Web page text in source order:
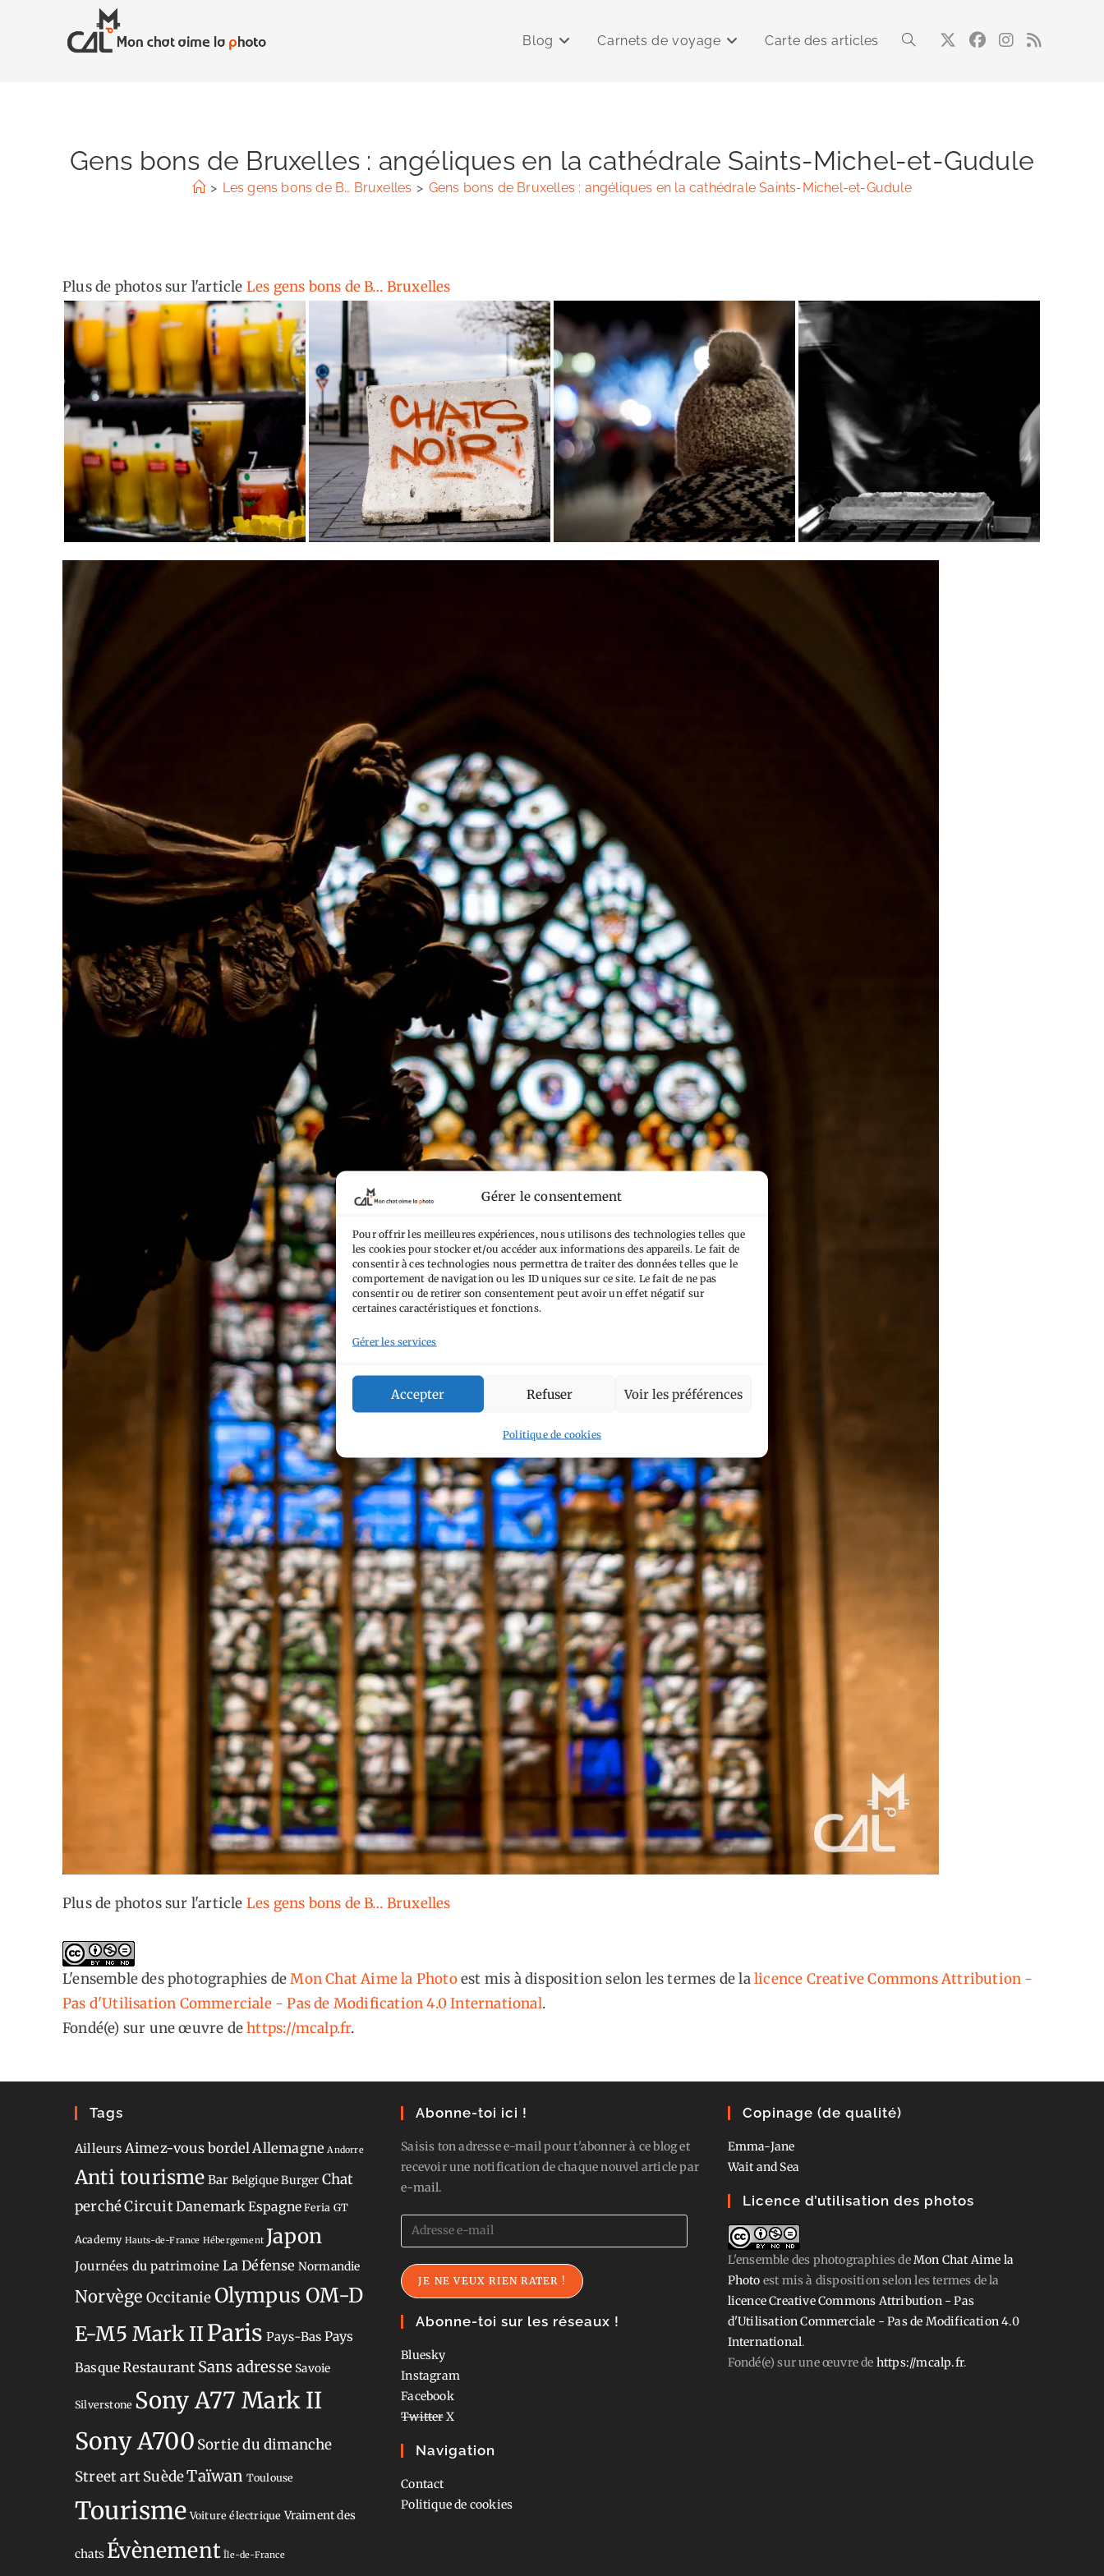
Gérer le consentement
Pour offrir les meilleures expériences, nous utilisons des technologies telles que
les cookies pour stocker et/ou accéder aux informations des appareils. Le fait de
consentir à ces technologies nous permettra de traiter des données telles que le
comportement de navigation ou les ID uniques sur ce site. Le fait de ne pas
consentir ou de retirer son consentement peut avoir un effet négatif sur
certaines caractéristiques et fonctions.
Gérer les services
Accepter Refuser Voir les préférences
Politique de cookies
Blog Carnets de voyage Carte des articles Toggle
Gens bons de Bruxelles : angéliques en la cathédrale Saints-Michel-et-Gudule
> Les gens bons de B… Bruxelles > Gens bons de Bruxelles : angéliques en la cathédrale Saints-Michel-et-Gudule
Plus de photos sur l'article Les gens bons de B… Bruxelles
Plus de photos sur l'article Les gens bons de B… Bruxelles
L'ensemble des photographies deMon Chat Aime la Photoest mis à disposition selon les termes de lalicence Creative Commons Attribution -
Pas d'Utilisation Commerciale - Pas de Modification 4.0 International.
Fondé(e) sur une œuvre dehttps://mcalp.fr.
Tags
Ailleurs Aimez-vous bordel Allemagne Andorre
Anti tourisme Bar BelgiqueBurger Chat
perchéCircuitDanemark Espagne Feria GT
Academy Hauts-de-France Hébergement Japon
Journées du patrimoine La Défense Normandie
Norvège OccitanieOlympus OM-D
E-M5 Mark IIParis Pays-Bas Pays
BasqueRestaurant Sans adresse Savoie
Silverstone Sony A77 Mark II
Sony A700 Sortie du dimanche
Street artSuèdeTaïwan Toulouse
Tourisme Voiture électrique Vraiment des
chats Évènement Île-de-France
Abonne-toi ici !
Saisis ton adresse e-mail pour t'abonner à ce blog et
recevoir une notification de chaque nouvel article par
e-mail.
Adresse
e-
mail
JE NE VEUX RIEN RATER !
Abonne-toi sur les réseaux !
Bluesky
Instagram
Facebook
TwitterX
Navigation
Contact
Politique de cookies
Copinage (de qualité)
Emma-Jane
Wait and Sea
Licence d’utilisation des photos
L'ensemble des photographiesdeMon Chat Aime la
Photo est mis à disposition selon les termes de la
licence Creative Commons Attribution - Pas
d'Utilisation Commerciale - Pas de Modification 4.0
International.
Fondé(e) sur une œuvre de https://mcalp.fr.